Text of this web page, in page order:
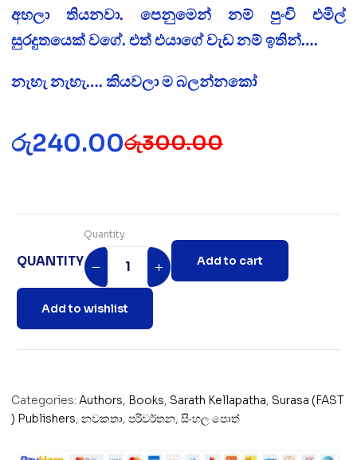
අහලා තියනවා. පෙනුමෙන් නම් පුංචි එමිල්
සුරදුතයෙක් වගේ. එත් එයාගේ වැඩ නම් ඉතින්….
නැහැ නැහැ…. කියවලා ම බලන්නකෝ
රු300.00
රු240.00
QUANTITY
Quantity
Add to cart
Add to wishlist
Categories: Authors, Books, Sarath Kellapatha, Surasa (FAST
) Publishers, නවකතා, පරිවර්තන, සිංහල පොත්